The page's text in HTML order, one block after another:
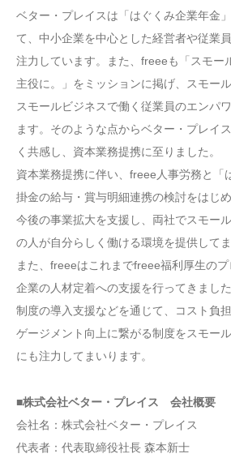
ベター・プレイスは「はぐくみ企業年金
て、中小企業を中心とした経営者や従業
注力しています。また、freeeも「スモー
主役に。」をミッションに掲げ、スモー
スモールビジネスで働く従業員のエンパ
ます。そのような点からベター・プレイ
く共感し、資本業務提携に至りました。
資本業務提携に伴い、freee人事労務と「
掛金の給与・賞与明細連携の検討をはじ
今後の事業拡大を支援し、両社でスモー
の人が自分らしく働ける環境を提供してま
また、freeeはこれまでfreee福利厚生の
企業の人材定着への支援を行ってきまし
制度の導入支援などを通じて、コスト負
ゲージメント向上に繋がる制度をスモー
にも注力してまいります。
■株式会社ベター・プレイス 会社概要
会社名：株式会社ベター・プレイス
代表者：代表取締役社長 森本新士